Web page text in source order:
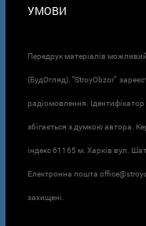
УМОВИ
Передрук матеріалів
(БудОгляд). "StroyObzor"
радіомовлення.
збігається з думкою автора.
індекс 61165 м. Харків вул.
Електронна пошта
захищені.